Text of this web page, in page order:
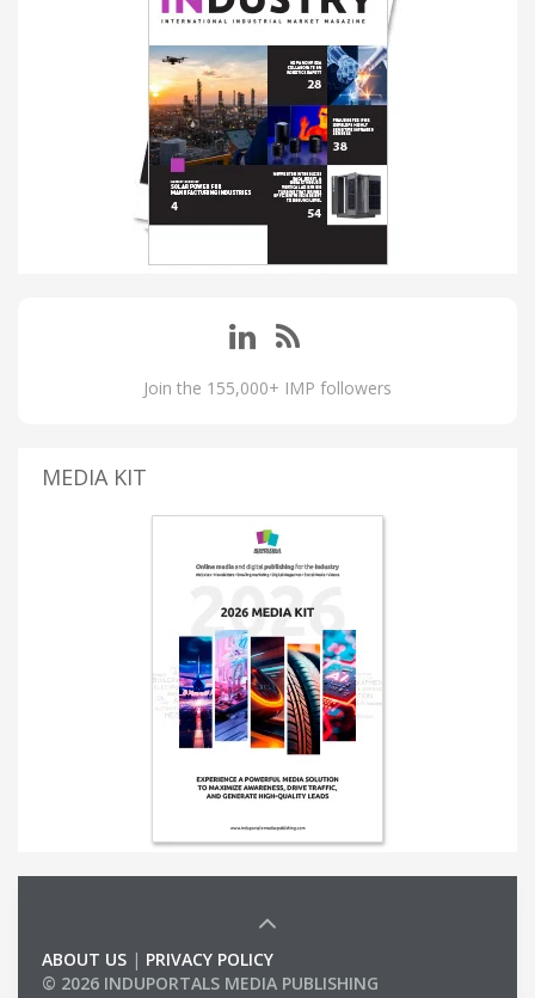
Join the 155,000+ IMP followers
MEDIA KIT
ABOUT US | PRIVACY POLICY
© 2026 INDUPORTALS MEDIA PUBLISHING